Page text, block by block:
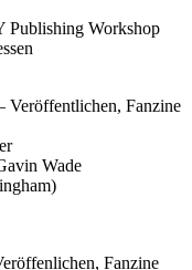
Publishing Workshop
Veröffentlichen, Fanzine
Wade
Fanzine